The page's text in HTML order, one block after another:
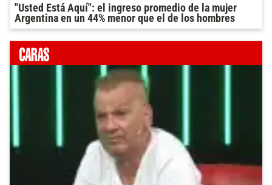
"Usted Está Aquí": el ingreso promedio de la mujer
Argentina en un 44% menor que el de los hombres